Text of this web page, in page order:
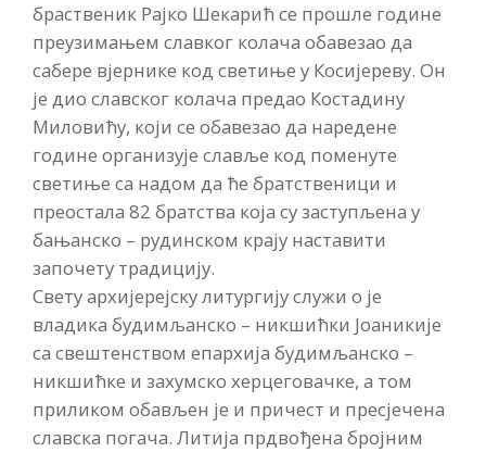
браственик Рајко Шекарић се прошле године
преузимањем славког колача обавезао да
сабере вјернике код светиње у Косијереву. Он
је дио славског колача предао Костадину
Миловићу, који се обавезао да наредене
године организује славље код поменуте
светиње са надом да ће братственици и
преостала 82 братства која су заступљена у
бањанско – рудинском крају наставити
започету традицију.
Свету архијерејску литургију служи о је
владика будимљанско – никшићки Јоаникије
са свештенством епархија будимљанско –
никшићке и захумско херцеговачке, а том
приликом обављен је и причест и пресјечена
славска погача. Литија прдвођена бројним